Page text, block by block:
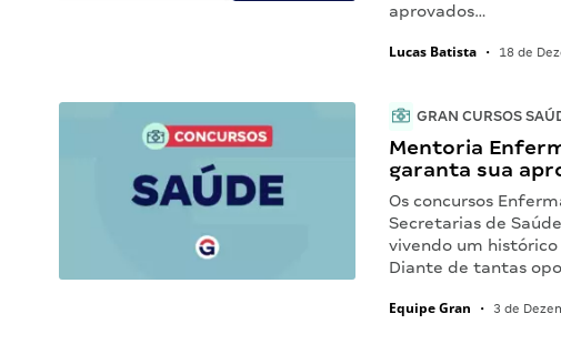
aprovados…
Lucas Batista • 18 de
GRAN CURSOS
Mentoria
garanta sua
Os concursos
Secretarias de
vivendo um
Diante de tantas
Equipe Gran • 3 de